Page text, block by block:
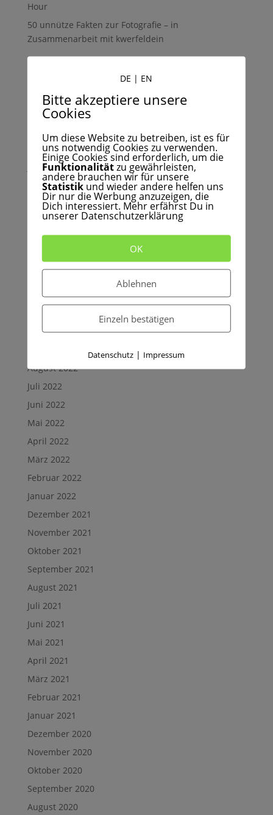
Hour
50 unnütze Fakten zur Fotografie – in
Zusammenarbeit mit kwerfeldein
Freundschaften schließt.
BashierzuUnser Wechsel von der Metalldose zur
hochwertigen Box – aus guten Gründen
Susanne DropmannzuUnsere Lieblingsbilder der
Juli-Challenge “Soft” – #InspiraclesSoft
MonazuWie man durch Fotografie auch digitale
Freundschaften schließt.
Niklas von Tripaphy.comzuDas Inspiracles
Archives
Dezember 2022
Oktober 2022
August 2022
Juli 2022
Juni 2022
Mai 2022
April 2022
März 2022
Februar 2022
Januar 2022
Dezember 2021
November 2021
Oktober 2021
September 2021
August 2021
Juli 2021
Juni 2021
Mai 2021
April 2021
März 2021
Februar 2021
Januar 2021
Dezember 2020
November 2020
Oktober 2020
September 2020
August 2020
DE | EN
Bitte akzeptiere unsere
Cookies
Um diese Website zu betreiben, ist es für
uns notwendig Cookies zu verwenden.
Einige Cookies sind erforderlich, um die
Funktionalitätzu gewährleisten,
andere brauchen wir für unsere
Statistikund wieder andere helfen uns
Dir nur die Werbung anzuzeigen, die
Dich interessiert. Mehr erfährst Du in
unserer Datenschutzerklärung
OK
Ablehnen
Einzeln bestätigen
Datenschutz | Impressum